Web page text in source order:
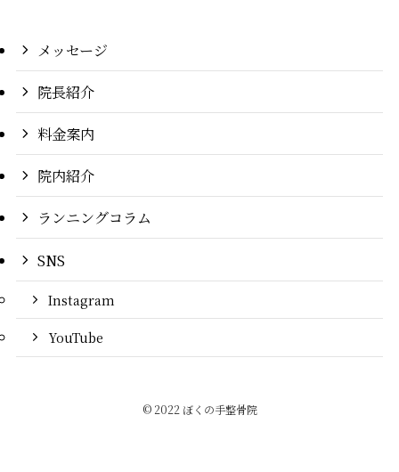
メッセージ
院長紹介
料金案内
院内紹介
ランニングコラム
SNS
Instagram
YouTube
©2022 ぼくの手整骨院